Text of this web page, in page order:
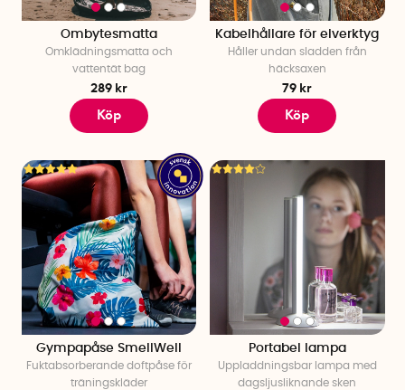
Ombytesmatta
Omklädningsmatta och
vattentät bag
289 kr
Köp
Kabelhållare för elverktyg
Håller undan sladden från
häcksaxen
79 kr
Köp
Gympapåse SmellWell
Fuktabsorberande doftpåse för
träningskläder
Portabel lampa
Uppladdningsbar lampa med
dagsljusliknande sken